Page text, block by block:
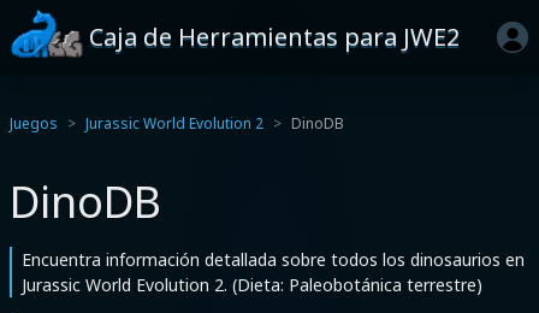
Caja de Herramientas para JWE2
Juegos Jurassic World Evolution 2 DinoDB
DinoDB
Encuentra información detallada sobre todos los dinosaurios en
Jurassic World Evolution 2. (Dieta: Paleobotánica terrestre)